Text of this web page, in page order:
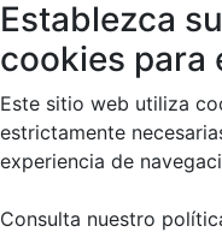
Establezca
cookies para
Este sitio web utiliza
estrictamente
experiencia de
Consulta nuestro